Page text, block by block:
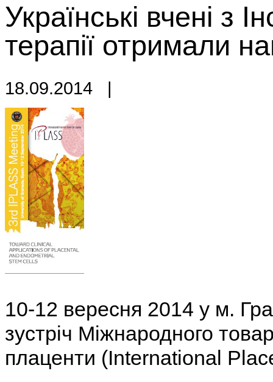
Українські вчені з
терапії отримали
18.09.2014 |
10-12 вересня 2014 у м.
зустріч Міжнародного
плаценти (International